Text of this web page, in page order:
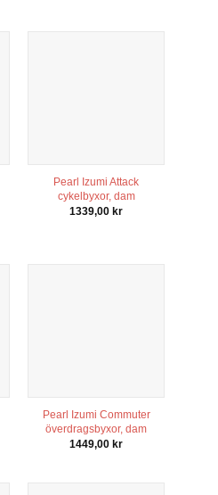
Pearl Izumi Attack
cykelbyxor, dam
1339,00 kr
Pearl Izumi Commuter
överdragsbyxor, dam
1449,00 kr